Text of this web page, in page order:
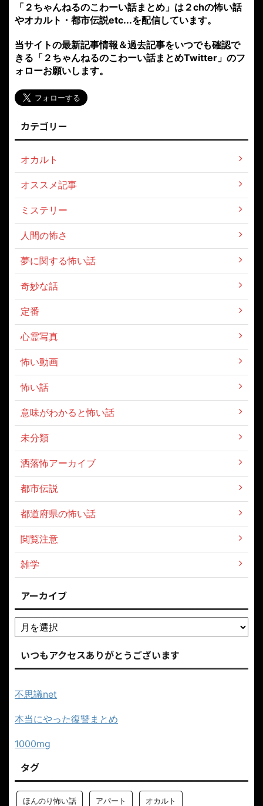
「２ちゃんねるのこわーい話まとめ」は２chの怖い話
やオカルト・都市伝説etc...を配信しています。
当サイトの最新記事情報＆過去記事をいつでも確認で
きる「２ちゃんねるのこわーい話まとめTwitter」のフ
ォローお願いします。
カテゴリー
オカルト
オススメ記事
ミステリー
人間の怖さ
夢に関する怖い話
奇妙な話
定番
心霊写真
怖い動画
怖い話
意味がわかると怖い話
未分類
洒落怖アーカイブ
都市伝説
都道府県の怖い話
閲覧注意
雑学
アーカイブ
いつもアクセスありがとうございます
不思議net
本当にやった復讐まとめ
1000mg
タグ
ほんのり怖い話 アパート オカルト